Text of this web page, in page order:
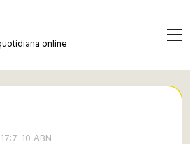
online
10 ABN